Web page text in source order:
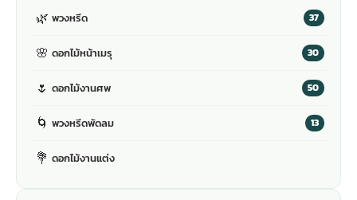
🌿 พวงหรีด 37
🌸 ดอกไม้หน้าเมรุ 30
🌷 ดอกไม้งานศพ 50
🌀 พวงหรีดพัดลม 13
💐 ดอกไม้งานแต่ง